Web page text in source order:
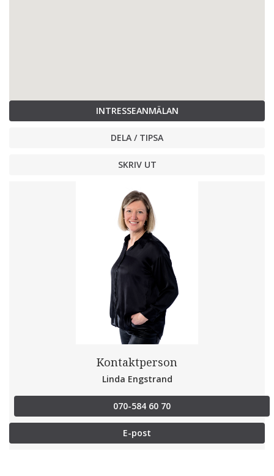
INTRESSEANMÄLAN
DELA / TIPSA
SKRIV UT
Kontaktperson
Linda Engstrand
070-584 60 70
E-post